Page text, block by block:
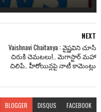
NEXT
Vaishnavi Chaitanya : వైష్ణవిని చూసి
చిరుకి చెమటలు!.. మెగాస్టార్ మహా
చిలిపి.. హీరోయిన్లపై నాటీ కామెంట్లు
BLOGGER DISQUS FACEBOOK